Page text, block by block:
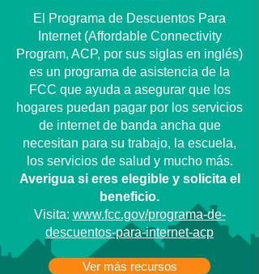
El Programa de Descuentos Para
Internet (Affordable Connectivity
Program, ACP, por sus siglas en inglés)
es un programa de asistencia de la
FCC que ayuda a asegurar que los
hogares puedan pagar por los servicios
de internet de banda ancha que
necesitan para su trabajo, la escuela,
los servicios de salud y mucho más.
Averigua si eres elegible y solicita el
beneficio.
Visita: www.fcc.gov/programa-de-
descuentos-para-internet-acp
Ver más recursos